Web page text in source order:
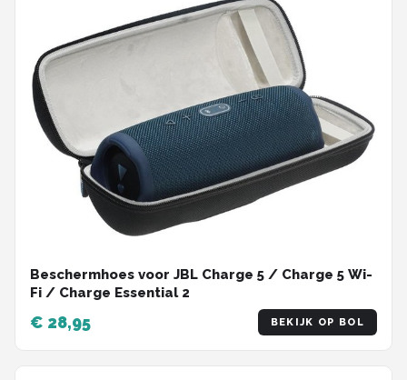
Beschermhoes voor JBL Charge 5 / Charge 5 Wi-
Fi / Charge Essential 2
€ 28,95 BEKIJK OP BOL